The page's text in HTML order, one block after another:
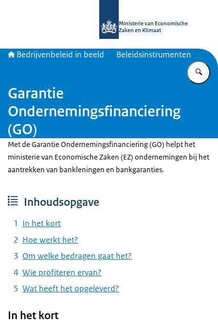
Ministerie van Economische
Zaken en Klimaat
Bedrijvenbeleid in beeld Beleidsinstrumenten
Garantie
Ondernemingsfinanciering
(GO)
Met de Garantie Ondernemingsfinanciering (GO) helpt het
ministerie van Economische Zaken (EZ) ondernemingen bij het
aantrekken van bankleningen en bankgaranties.
Inhoudsopgave
In het kort
Hoe werkt het?
Om welke bedragen gaat het?
Wie profiteren ervan?
Wat heeft het opgeleverd?
In het kort